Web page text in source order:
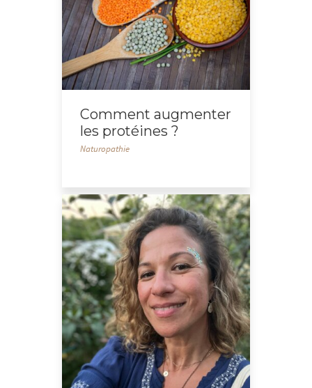
Comment augmenter
les protéines ?
Naturopathie